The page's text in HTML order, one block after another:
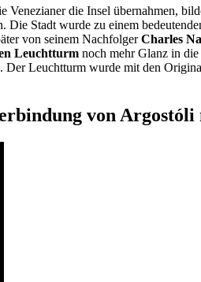
Venezianer die Insel übernahmen,
Stadt wurde zu einem
von seinem NachfolgerCharles
Leuchtturm noch mehr Glanz in
Leuchtturm wurde mit den
von